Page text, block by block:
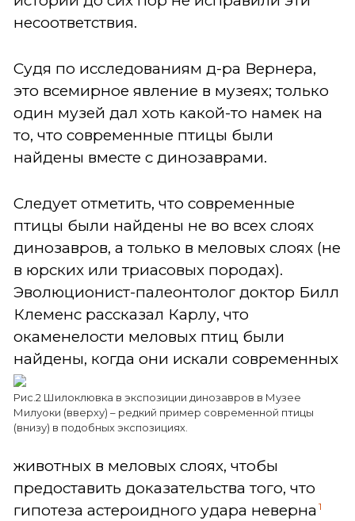
несоответствия.
Судя по исследованиям д-ра Вернера,
это всемирное явление в музеях; только
один музей дал хоть какой-то намек на
то, что современные птицы были
найдены вместе с динозаврами.
Следует отметить, что современные
птицы были найдены не во всех слоях
динозавров, а только в меловых слоях (не
в юрских или триасовых породах).
Эволюционист-палеонтолог доктор Билл
Клеменс рассказал Карлу, что
окаменелости меловых птиц были
найдены,
Рис.2 Шилоклювка в экспозиции динозавров в Музее
Милуоки (вверху) – редкий пример современной птицы
(внизу) в подобных экспозициях.
когда они искали современных
животных в меловых слоях, чтобы
предоставить доказательства того, что
гипотеза астероидного удара неверна 1